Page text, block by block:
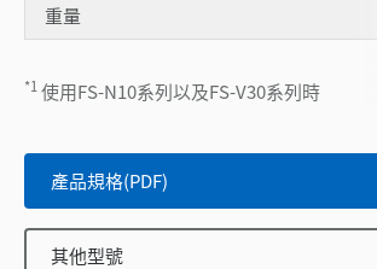
重量
*1使用FS-N10系列以及FS-V30系列時
產品規格(PDF)
其他型號